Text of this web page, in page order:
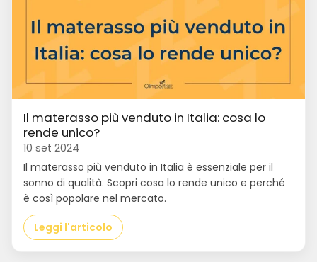
Il materasso più venduto in Italia: cosa lo
rende unico?
10 set 2024
Il materasso più venduto in Italia è essenziale per il
sonno di qualità. Scopri cosa lo rende unico e perché
è così popolare nel mercato.
Leggi l'articolo